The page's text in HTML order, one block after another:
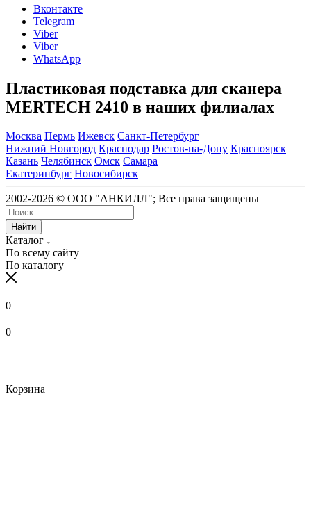
Вконтакте
Telegram
Viber
Viber
WhatsApp
Пластиковая подставка для сканера
MERTECH 2410 в наших филиалах
Москва Пермь Ижевск Санкт-Петербург
Нижний Новгород Краснодар Ростов-на-Дону Красноярск
Казань Челябинск Омск Самара
Екатеринбург Новосибирск
2002-2026 © ООО "АНКИЛЛ"; Все права защищены
Найти
Каталог
По всему сайту
По каталогу
0
0
Корзина